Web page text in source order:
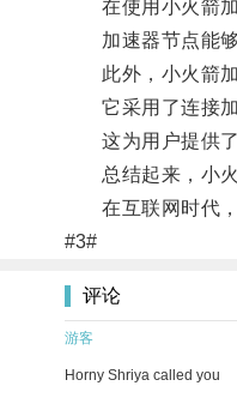
在使用小火箭加
加速器节点能够
此外，小火箭加
它采用了连接加
这为用户提供了
总结起来，小火
在互联网时代，
#3#
评论
游客
Horny Shriya called you